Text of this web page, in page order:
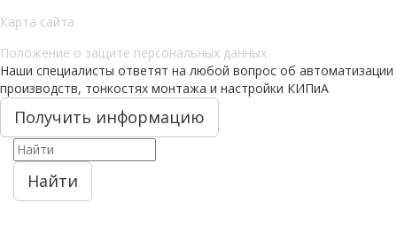
Карта сайта
Положение о защите персональных данных
Наши специалисты ответят на любой вопрос об автоматизации
производств, тонкостях монтажа и настройки КИПиА
Получить информацию
Найти